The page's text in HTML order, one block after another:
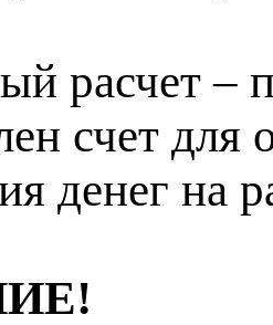
расчет –
счет для
денег на